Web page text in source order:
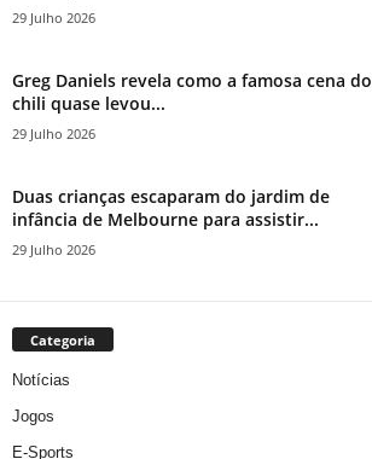
29 Julho 2026
Greg Daniels revela como a famosa cena do
chili quase levou...
29 Julho 2026
Duas crianças escaparam do jardim de
infância de Melbourne para assistir...
29 Julho 2026
Categoria
Notícias
Jogos
E-Sports